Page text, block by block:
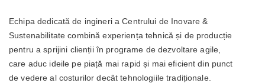
Echipa dedicată de ingineri a Centrului de Inovare &
Sustenabilitate combină experiența tehnică și de producție
pentru a sprijini clienții în programe de dezvoltare agile,
care aduc ideile pe piață mai rapid și mai eficient din punct
de vedere al costurilor decât tehnologiile tradiționale.